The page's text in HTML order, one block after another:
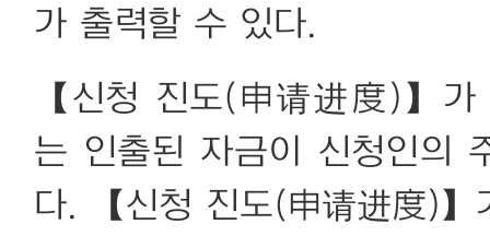
가 출력할 수 있다.
【신청 진도(申请进度)】
는 인출된 자금이 신청인의
다. 【신청 진도(申请进度)